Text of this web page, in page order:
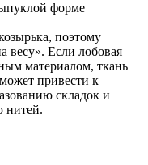
форме
поэтому
весу». Если лобовая
материалом, ткань
привести к
складок и
нитей.